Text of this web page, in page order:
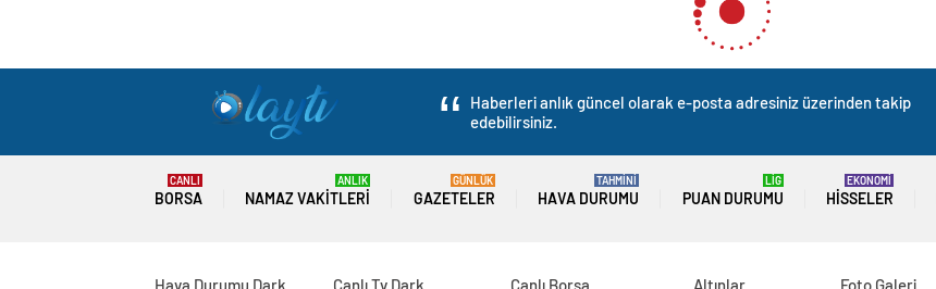
Haberleri anlık güncel olarak e-posta adresiniz üzerinden takip
edebilirsiniz.
BORSA
CANLI
NAMAZ VAKITLERI
ANLIK
GAZETELER
GÜNLÜK
HAVA DURUMU
TAHMİNİ
PUAN DURUMU
LİG
HISSELER
EKONOMİ
Hava Durumu Dark Canlı Tv Dark Canlı Borsa Altınlar Foto Galeri